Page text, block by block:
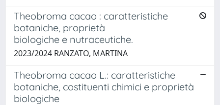
Theobroma cacao : caratteristiche
botaniche, proprietà
biologiche e nutraceutiche.
2023/2024 RANZATO, MARTINA
Theobroma cacao L.: caratteristiche
botaniche, costituenti chimici e proprietà
biologiche